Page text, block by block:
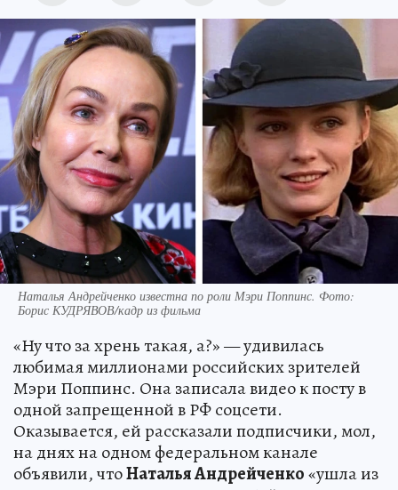
Наталья Андрейченко известна по роли Мэри Поппинс. Фото:
Борис КУДРЯВОВ/кадр из фильма
«Ну что за хрень такая, а?» — удивилась
любимая миллионами российских зрителей
Мэри Поппинс. Она записала видео к посту в
одной запрещенной в РФ соцсети.
Оказывается, ей рассказали подписчики, мол,
на днях на одном федеральном канале
объявили, чтоНаталья Андрейченко«ушла из